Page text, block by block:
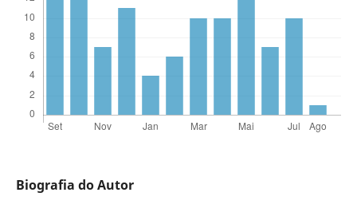
Biografia do Autor